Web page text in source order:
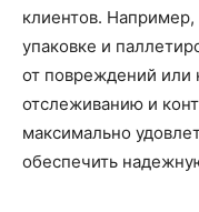
клиентов.
упаковке и
от повреждений или
отслеживанию и
максимально
обеспечить